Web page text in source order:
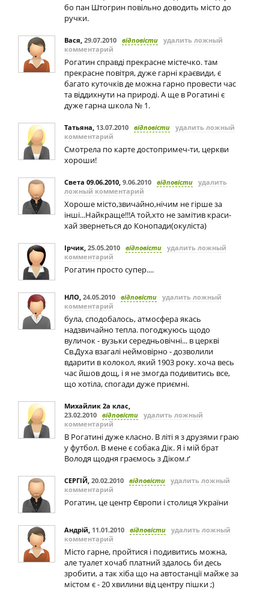
бо пан Штогрин повільно доводить місто до
ручки.
Вася, 29.07.2010 відповісти удалить ложный
комментарий
Рогатин справді прекрасне містечко. там
прекрасне повітря, дуже гарні краєвиди, є
багато куточків де можна гарно провести час
та віддихнути на природі. А ще в Рогатині є
дуже гарна школа № 1.
Татьяна, 13.07.2010 відповісти удалить ложный
комментарий
Смотрела по карте достопримеч-ти, церкви
хороши!
Света 09.06.2010, 9.06.2010 відповісти удалить
ложный комментарий
Хороше місто,звичайно,нічим не гірше за
інші...Найкраще!!!А той,хто не замітив краси-
хай звернеться до Конопади(окуліста)
Ірчик, 25.05.2010 відповісти удалить ложный
комментарий
Рогатин просто супер....
НЛО, 24.05.2010 відповісти удалить ложный
комментарий
була, сподобалось, атмосфера якась
надзвичайно тепла. погоджуюсь щодо
вуличок - вузьки середньовічні... в церкві
Св.Духа взагалі неймовірно - дозволили
вдарити в колокол, який 1903 року. хоча весь
час йшов дощ, і я не змогда подивитись все,
що хотіла, спогади дуже приємні.
Михайлик 2а клас,
23.02.2010 відповісти удалить ложный
комментарий
В Рогатині дуже класно. В літі я з друзями граю
у футбол. В мене є собака Дік. Я і мій брат
Володя щодня граємось з Діком.ґ
СЕРГІЙ, 20.02.2010 відповісти удалить ложный
комментарий
Рогатин, це центр Європи і столиця України
Андрій, 11.01.2010 відповісти удалить ложный
комментарий
Місто гарне, пройтися і подивитись можна,
але туалет хочаб платний здалось би десь
зробити, а так хіба що на автостанції майже за
містом є - 20 хвилини від центру пішки ;)